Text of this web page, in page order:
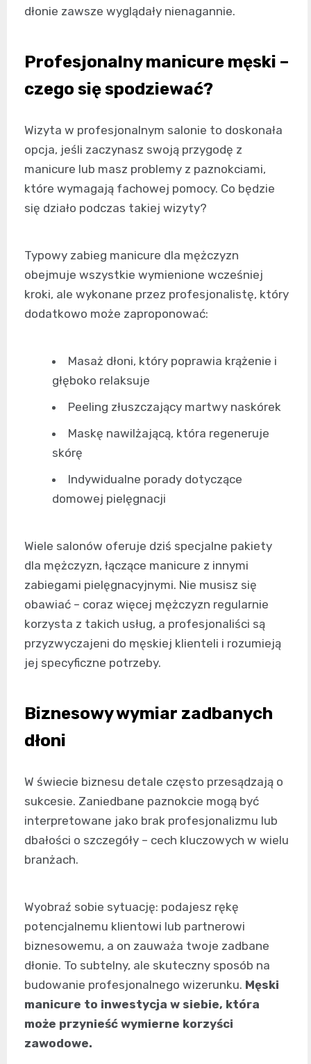
dłonie zawsze wyglądały nienagannie.
Profesjonalny manicure męski –
czego się spodziewać?
Wizyta w profesjonalnym salonie to doskonała
opcja, jeśli zaczynasz swoją przygodę z
manicure lub masz problemy z paznokciami,
które wymagają fachowej pomocy. Co będzie
się działo podczas takiej wizyty?
Typowy zabieg manicure dla mężczyzn
obejmuje wszystkie wymienione wcześniej
kroki, ale wykonane przez profesjonalistę, który
dodatkowo może zaproponować:
Masaż dłoni, który poprawia krążenie i
głęboko relaksuje
Peeling złuszczający martwy naskórek
Maskę nawilżającą, która regeneruje
skórę
Indywidualne porady dotyczące
domowej pielęgnacji
Wiele salonów oferuje dziś specjalne pakiety
dla mężczyzn, łączące manicure z innymi
zabiegami pielęgnacyjnymi. Nie musisz się
obawiać – coraz więcej mężczyzn regularnie
korzysta z takich usług, a profesjonaliści są
przyzwyczajeni do męskiej klienteli i rozumieją
jej specyficzne potrzeby.
Biznesowy wymiar zadbanych
dłoni
W świecie biznesu detale często przesądzają o
sukcesie. Zaniedbane paznokcie mogą być
interpretowane jako brak profesjonalizmu lub
dbałości o szczegóły – cech kluczowych w wielu
branżach.
Wyobraź sobie sytuację: podajesz rękę
potencjalnemu klientowi lub partnerowi
biznesowemu, a on zauważa twoje zadbane
dłonie. To subtelny, ale skuteczny sposób na
budowanie profesjonalnego wizerunku. Męski
manicure to inwestycja w siebie, która
może przynieść wymierne korzyści
zawodowe.